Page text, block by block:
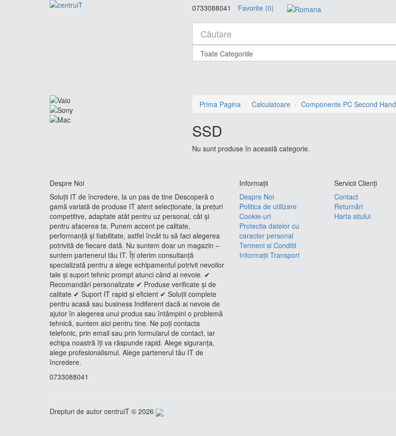
0733088041 Favorite (0)
Prima Pagina Calculatoare Componente PC Second Hand
SSD
Nu sunt produse în această categorie.
Despre Noi
Soluții IT de încredere, la un pas de tine Descoperă o
gamă variată de produse IT atent selecționate, la prețuri
competitive, adaptate atât pentru uz personal, cât și
pentru afacerea ta. Punem accent pe calitate,
performanță și fiabilitate, astfel încât tu să faci alegerea
potrivită de fiecare dată. Nu suntem doar un magazin –
suntem partenerul tău IT. Îți oferim consultanță
specializată pentru a alege echipamentul potrivit nevoilor
tale și suport tehnic prompt atunci când ai nevoie. ✔
Recomandări personalizate ✔ Produse verificate și de
calitate ✔ Suport IT rapid și eficient ✔ Soluții complete
pentru acasă sau business Indiferent dacă ai nevoie de
ajutor în alegerea unui produs sau întâmpini o problemă
tehnică, suntem aici pentru tine. Ne poți contacta
telefonic, prin email sau prin formularul de contact, iar
echipa noastră îți va răspunde rapid. Alege siguranța,
alege profesionalismul. Alege partenerul tău IT de
încredere.
0733088041
Informaţii
Despre Noi
Politica de utilizare
Cookie-uri
Protectia datelor cu
caracter personal
Termeni si Conditii
Informații Transport
Servicii Clienţi
Contact
Returnări
Harta sitului
Drepturi de autor centruiT © 2026